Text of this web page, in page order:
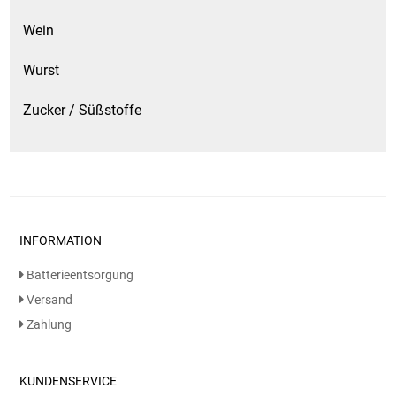
Wein
Wurst
Zucker / Süßstoffe
INFORMATION
Batterieentsorgung
Versand
Zahlung
KUNDENSERVICE